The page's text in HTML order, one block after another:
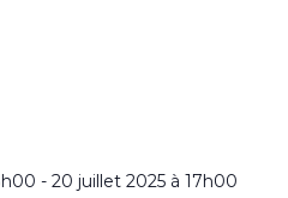
- 20 juillet 2025 à 17h00